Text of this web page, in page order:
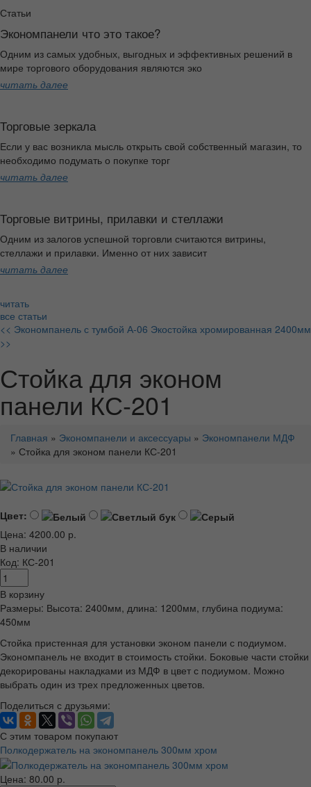
Статьи
Экономпанели что это такое?
Одним из самых удобных, выгодных и эффективных решений в
мире торгового оборудования являются эко
читать далее
Торговые зеркала
Если у вас возникла мысль открыть свой собственный магазин, то
необходимо подумать о покупке торг
читать далее
Торговые витрины, прилавки и стеллажи
Одним из залогов успешной торговли считаются витрины,
стеллажи и прилавки. Именно от них зависит
читать далее
читать
все статьи
<< Экономпанель с тумбой А-06 Экостойка хромированная 2400мм
>>
Стойка для эконом
панели КС-201
Главная » Экономпанели и аксессуары » Экономпанели МДФ
» Стойка для эконом панели КС-201
Цвет:
Цена: 4200.00 р.
В наличии
Код: КС-201
В корзину
Размеры: Высота: 2400мм, длина: 1200мм, глубина подиума:
450мм
Стойка пристенная для установки эконом панели с подиумом.
Экономпанель не входит в стоимость стойки. Боковые части стойки
декорированы накладками из МДФ в цвет с подиумом. Можно
выбрать один из трех предложенных цветов.
Поделиться с друзьями:
С этим товаром покупают
Полкодержатель на экономпанель 300мм хром
Цена: 80.00 р.